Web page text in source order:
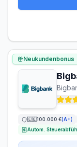
flexibel,
kündbar
1 €
🇪🇪100.000 €(A+)
Autom.
Neukundenbonus